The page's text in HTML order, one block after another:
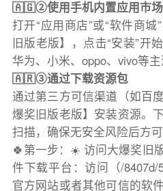
🇦🇬②使用手机内置应用市场
打开“应用商店”或“软件商
旧版老版】，点击“安装”开
华为、小米、oppo、vivo等主
🇦🇷③通过下载资源包
通过第三方可信渠道（如百
爆奖旧版老版】安装资源。
扫描，确保无安全风险后方可
🍀第一步：☀️ 访问大爆奖旧
件下载平台：访问（/8407d/
官方网站或者其他可信的软